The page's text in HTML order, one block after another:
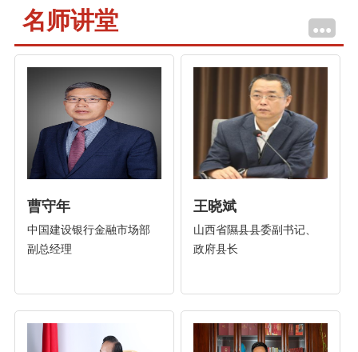
名师讲堂 •••
曹守年
中国建设银行金融市场部
副总经理
王晓斌
山西省隰县县委副书记、
政府县长